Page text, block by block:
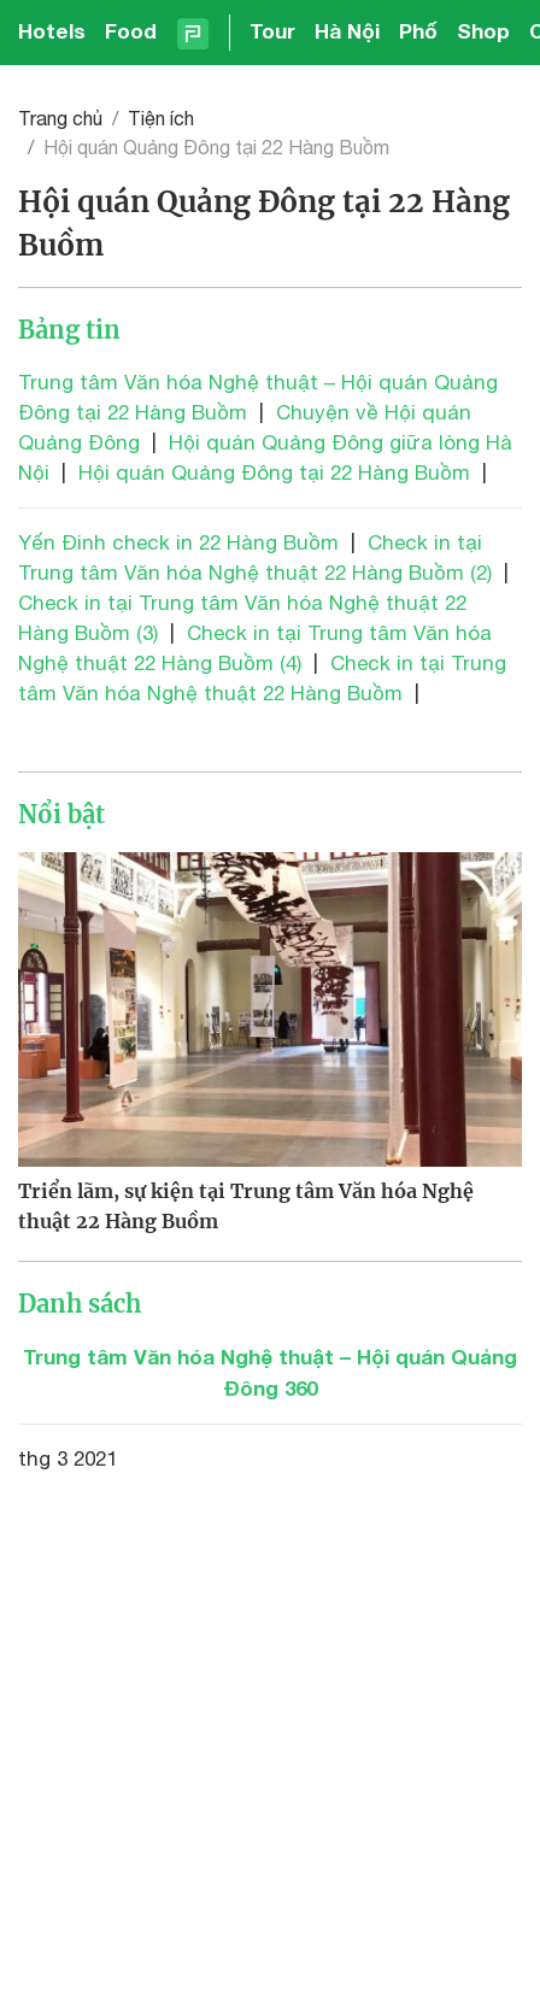
Hotels Food Tour Hà Nội Phố Shop
Trang chủ
Tiện ích
Hội quán Quảng Đông tại 22 Hàng Buồm
Hội quán Quảng Đông tại 22 Hàng
Buồm
Bảng tin
Trung tâm Văn hóa Nghệ thuật – Hội quán Quảng
Đông tại 22 Hàng Buồm
Chuyện về Hội quán
Quảng Đông
Hội quán Quảng Đông giữa lòng Hà
Nội
Hội quán Quảng Đông tại 22 Hàng Buồm
Yến Đinh check in 22 Hàng Buồm
Check in tại
Trung tâm Văn hóa Nghệ thuật 22 Hàng Buồm (2)
Check in tại Trung tâm Văn hóa Nghệ thuật 22
Hàng Buồm (3)
Check in tại Trung tâm Văn hóa
Nghệ thuật 22 Hàng Buồm (4)
Check in tại Trung
tâm Văn hóa Nghệ thuật 22 Hàng Buồm
Nổi bật
Triển lãm, sự kiện tại Trung tâm Văn hóa Nghệ
thuật 22 Hàng Buồm
Danh sách
Trung tâm Văn hóa Nghệ thuật – Hội quán Quảng
Đông 360
thg 3 2021